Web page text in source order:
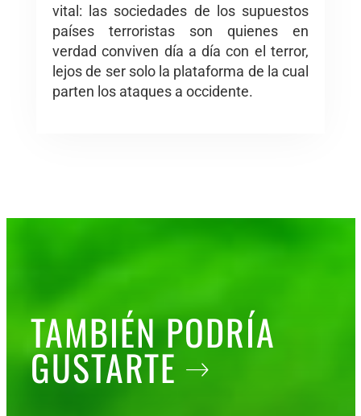
vital: las sociedades de los supuestos
países terroristas son quienes en
verdad conviven día a día con el terror,
lejos de ser solo la plataforma de la cual
parten los ataques a occidente.
TAMBIÉN PODRÍA
GUSTARTE